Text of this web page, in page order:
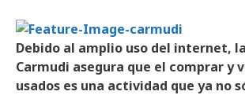
Debido al amplio uso del internet,
Carmudi asegura que el comprar y
usados es una actividad que ya no